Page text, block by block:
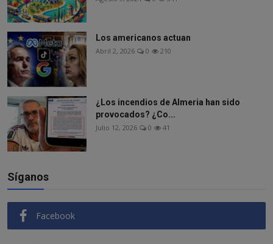
Los americanos actuan
Abril 2, 2026 0 210
¿Los incendios de Almeria han sido
provocados? ¿Co...
Julio 12, 2026 0 41
Síganos
Facebook